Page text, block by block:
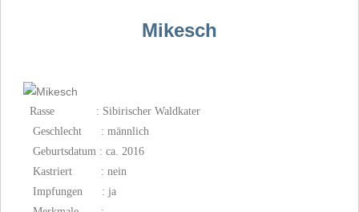
Mikesch
Rasse : Sibirischer Waldkater
Geschlecht : männlich
Geburtsdatum : ca. 2016
Kastriert : nein
Impfungen : ja